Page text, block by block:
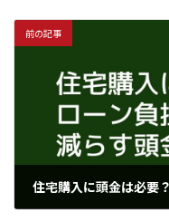
前の記事